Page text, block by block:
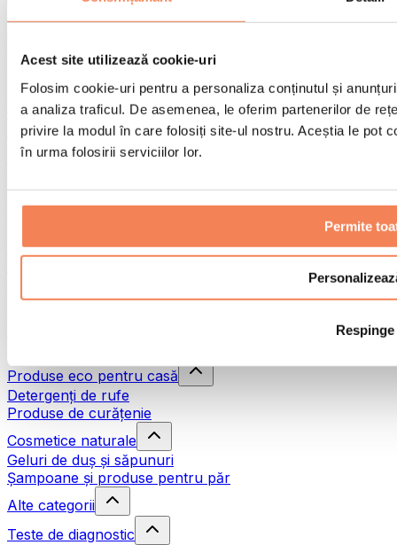
Acest site utilizează cookie-uri
Folosim cookie-uri pentru a personaliza conținutul și
a analiza traficul. De asemenea, le oferim partenerilor de
privire la modul în care folosiți site-ul nostru. Aceștia le pot
în urma folosirii serviciilor lor.
Permite
Respinge
Genți și accesorii pentru alimente
Genți pentru sala de sport
Rucsacuri
Accesorii în funcție de activitate
Sporturi de contact
Terapie prin frig
Produse eco pentru casă
Detergenți de rufe
Produse de curățenie
Cosmetice naturale
Geluri de duș și săpunuri
Șampoane și produse pentru păr
Alte categorii
Teste de diagnostic